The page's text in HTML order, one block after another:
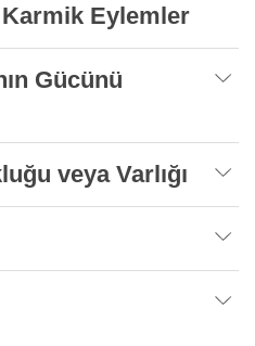
Eylemler
Gücünü
veya Varlığı